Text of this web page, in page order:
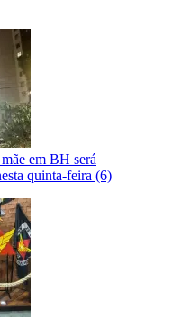
em BH será
quinta-feira (6)